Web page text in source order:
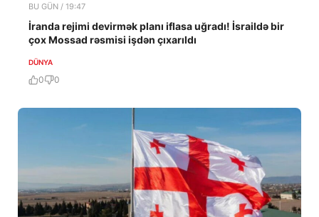
BU GÜN / 19:47
İranda rejimi devirmək planı iflasa uğradı! İsraildə bir
çox Mossad rəsmisi işdən çıxarıldı
DÜNYA
0 0